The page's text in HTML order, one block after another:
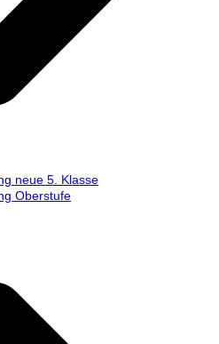
neue 5. Klasse
Oberstufe